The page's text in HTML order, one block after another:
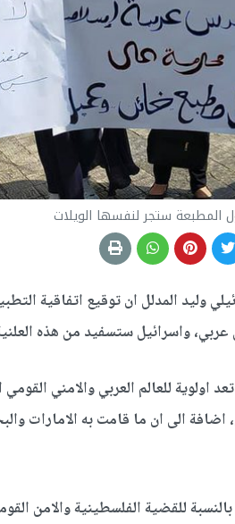
المطبعة ستجر لنفسها الويلات
وليد المدلل ان توقيع اتفاقية
عربي، واسرائيل ستسفيد من هذه
اولوية للعالم العربي والامني
اضافة الى ان ما قامت به الامارات
للقضية الفلسطينية والامن